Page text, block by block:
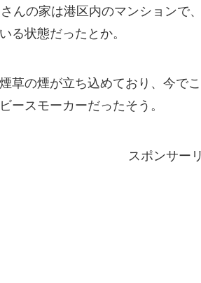
んの家は港区内のマンションで
る状態だったとか。
草の煙が立ち込めており、今で
ースモーカーだったそう。
スポンサー